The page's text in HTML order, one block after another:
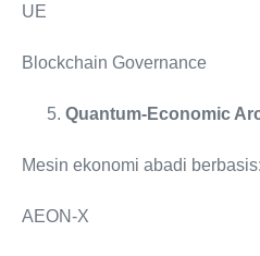
UE
Blockchain Governance
Quantum-Economic
Mesin ekonomi abadi berbasis:
AEON-X